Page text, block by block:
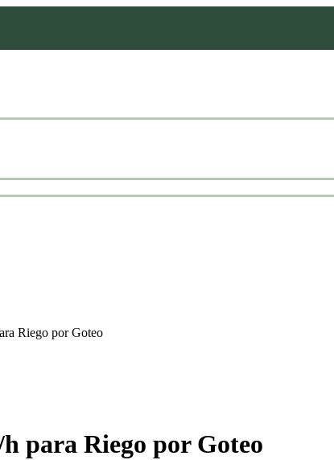
Riego por Goteo
para Riego por Goteo